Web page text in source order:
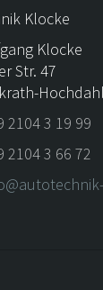
Klocke
Klocke
Str. 47
Hochdahl
2104 3 19 99
2104 3 66 72